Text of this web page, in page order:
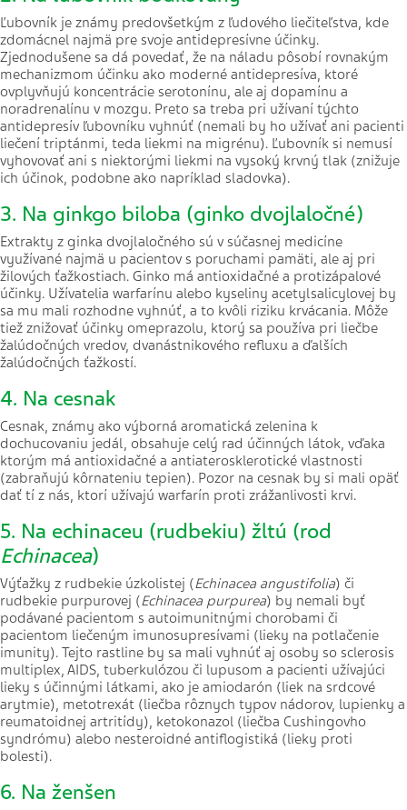
Ľubovník je známy predovšetkým z ľudového liečiteľstva, kde
zdomácnel najmä pre svoje antidepresívne účinky.
Zjednodušene sa dá povedať, že na náladu pôsobí rovnakým
mechanizmom účinku ako moderné antidepresíva, ktoré
ovplyvňujú koncentrácie serotonínu, ale aj dopamínu a
noradrenalínu v mozgu. Preto sa treba pri užívaní týchto
antidepresív ľubovníku vyhnúť (nemali by ho užívať ani pacienti
liečení triptánmi, teda liekmi na migrénu). Ľubovník si nemusí
vyhovovať ani s niektorými liekmi na vysoký krvný tlak (znižuje
ich účinok, podobne ako napríklad sladovka).
3. Na ginkgo biloba (ginko dvojlaločné)
Extrakty z ginka dvojlaločného sú v súčasnej medicíne
využívané najmä u pacientov s poruchami pamäti, ale aj pri
žilových ťažkostiach. Ginko má antioxidačné a protizápalové
účinky. Užívatelia warfarínu alebo kyseliny acetylsalicylovej by
sa mu mali rozhodne vyhnúť, a to kvôli riziku krvácania. Môže
tiež znižovať účinky omeprazolu, ktorý sa používa pri liečbe
žalúdočných vredov, dvanástnikového refluxu a ďalších
žalúdočných ťažkostí.
4. Na cesnak
Cesnak, známy ako výborná aromatická zelenina k
dochucovaniu jedál, obsahuje celý rad účinných látok, vďaka
ktorým má antioxidačné a antiaterosklerotické vlastnosti
(zabraňujú kôrnateniu tepien). Pozor na cesnak by si mali opäť
dať tí z nás, ktorí užívajú warfarín proti zrážanlivosti krvi.
5. Na echinaceu (rudbekiu) žltú (rod
Echinacea)
Výťažky z rudbekie úzkolistej (Echinacea angustifolia) či
rudbekie purpurovej (Echinacea purpurea) by nemali byť
podávané pacientom s autoimunitnými chorobami či
pacientom liečeným imunosupresívami (lieky na potlačenie
imunity). Tejto rastline by sa mali vyhnúť aj osoby so sclerosis
multiplex, AIDS, tuberkulózou či lupusom a pacienti užívajúci
lieky s účinnými látkami, ako je amiodarón (liek na srdcové
arytmie), metotrexát (liečba rôznych typov nádorov, lupienky a
reumatoidnej artritídy), ketokonazol (liečba Cushingovho
syndrómu) alebo nesteroidné antiflogistiká (lieky proti
bolesti).
6. Na ženšen